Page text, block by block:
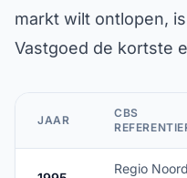
markt wilt ontlopen,
Vastgoed de kortste
JAAR
CBS
Regio